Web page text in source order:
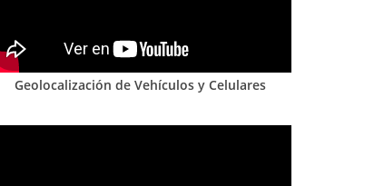
Geolocalización de Vehículos y Celulares